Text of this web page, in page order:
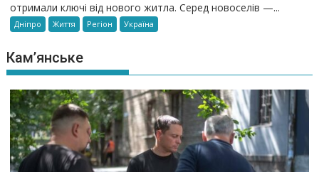
отримали ключі від нового житла. Серед новоселів —...
Дніпро Життя Регіон Україна
Кам’янське